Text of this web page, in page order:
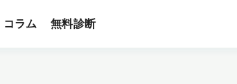
コラム 無料診断